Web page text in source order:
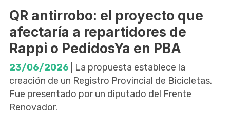
QR antirrobo: el proyecto que
afectaría a repartidores de
Rappi o PedidosYa en PBA
23/06/2026 | La propuesta establece la
creación de un Registro Provincial de Bicicletas.
Fue presentado por un diputado del Frente
Renovador.